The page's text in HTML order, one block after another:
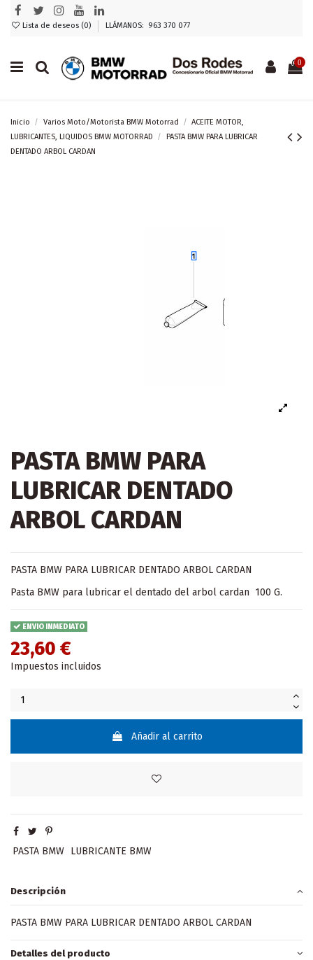
Lista de deseos (0) LLÁMANOS: 963 370 077
0
Inicio Varios Moto/Motorista BMW Motorrad
ACEITE MOTOR,
LUBRICANTES, LIQUIDOS BMW MOTORRAD
PASTA BMW PARA LUBRICAR
DENTADO ARBOL CARDAN
PASTA BMW PARA
LUBRICAR DENTADO
ARBOL CARDAN
PASTA BMW PARA LUBRICAR DENTADO ARBOL CARDAN
Pasta BMW para lubricar el dentado del arbol cardan 100 G.
ENVIO INMEDIATO
23,60 €
Impuestos incluidos
Añadir al carrito
PASTA BMW LUBRICANTE BMW
Descripción
PASTA BMW PARA LUBRICAR DENTADO ARBOL CARDAN
Detalles del producto